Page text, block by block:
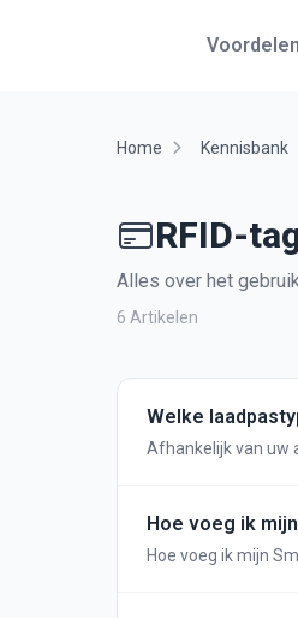
Voordelen
Home Kennisbank
RFID-
Alles over het
6 Artikelen
Welke
Afhankelijk van uw
Hoe voeg ik
Hoe voeg ik mijn